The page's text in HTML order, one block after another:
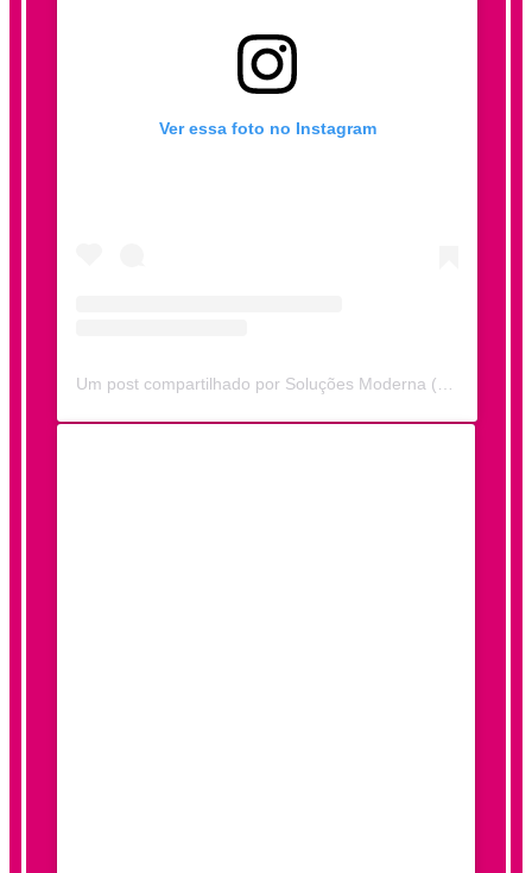
Ver essa foto no Instagram
Um post compartilhado por Soluções Moderna (@solucoesmoderna)